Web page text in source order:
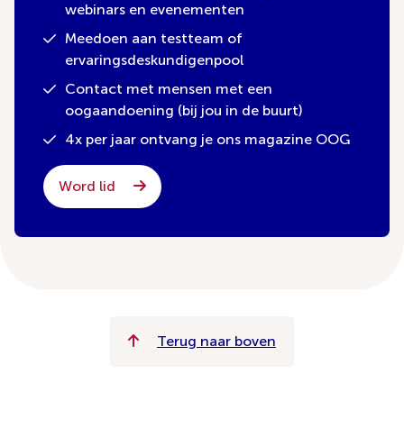
webinars en evenementen
Meedoen aan testteam of
ervaringsdeskundigenpool
Contact met mensen met een
oogaandoening (bij jou in de buurt)
4x per jaar ontvang je ons magazine OOG
Word lid
Terug naar boven